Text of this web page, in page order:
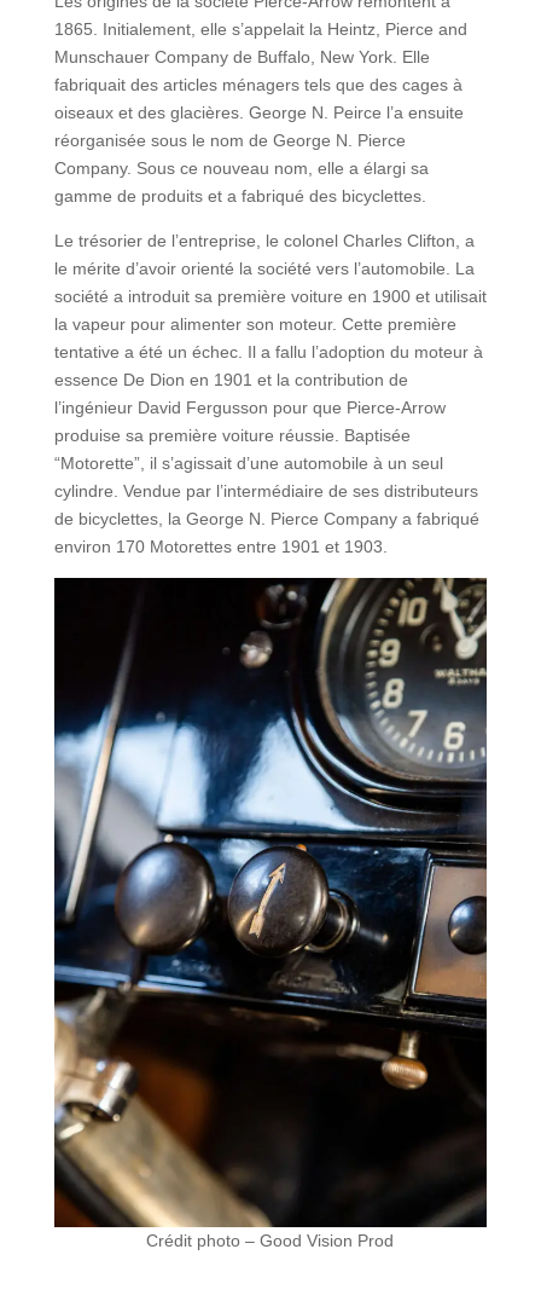
1865. Initialement, elle s’appelait la Heintz, Pierce and
Munschauer Company de Buffalo, New York. Elle
fabriquait des articles ménagers tels que des cages à
oiseaux et des glacières. George N. Peirce l’a ensuite
réorganisée sous le nom de George N. Pierce
Company. Sous ce nouveau nom, elle a élargi sa
gamme de produits et a fabriqué des bicyclettes.
Le trésorier de l’entreprise, le colonel Charles Clifton, a
le mérite d’avoir orienté la société vers l’automobile. La
société a introduit sa première voiture en 1900 et utilisait
la vapeur pour alimenter son moteur. Cette première
tentative a été un échec. Il a fallu l’adoption du moteur à
essence De Dion en 1901 et la contribution de
l’ingénieur David Fergusson pour que Pierce-Arrow
produise sa première voiture réussie. Baptisée
“Motorette”, il s’agissait d’une automobile à un seul
cylindre. Vendue par l’intermédiaire de ses distributeurs
de bicyclettes, la George N. Pierce Company a fabriqué
environ 170 Motorettes entre 1901 et 1903.
Crédit photo – Good Vision Prod